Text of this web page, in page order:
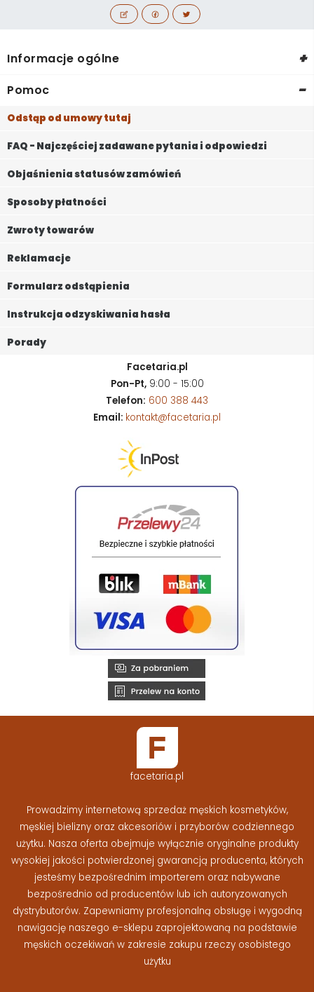
Informacje ogólne +
Pomoc -
Odstąp od umowy tutaj
FAQ - Najczęściej zadawane pytania i odpowiedzi
Objaśnienia statusów zamówień
Sposoby płatności
Zwroty towarów
Reklamacje
Formularz odstąpienia
Instrukcja odzyskiwania hasła
Porady
Facetaria.pl
Pon-Pt,9:00 - 15:00
Telefon: 600 388 443
Email: kontakt@facetaria.pl
facetaria.pl
Prowadzimy internetową sprzedaż męskich kosmetyków,
męskiej bielizny oraz akcesoriów i przyborów codziennego
użytku. Nasza oferta obejmuje wyłącznie oryginalne produkty
wysokiej jakości potwierdzonej gwarancją producenta, których
jesteśmy bezpośrednim importerem oraz nabywane
bezpośrednio od producentów lub ich autoryzowanych
dystrybutorów. Zapewniamy profesjonalną obsługę i wygodną
nawigację naszego e-sklepu zaprojektowaną na podstawie
męskich oczekiwań w zakresie zakupu rzeczy osobistego
użytku